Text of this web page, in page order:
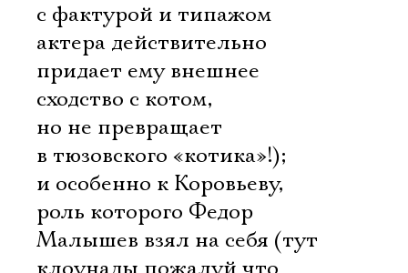
с фактурой и типажом
актера действительно
придает ему внешнее
сходство с котом,
но не превращает
в тюзовского «котика»!);
и особенно к Коровьеву,
роль которого Федор
Малышев взял на себя (тут
Электропочта
Имя